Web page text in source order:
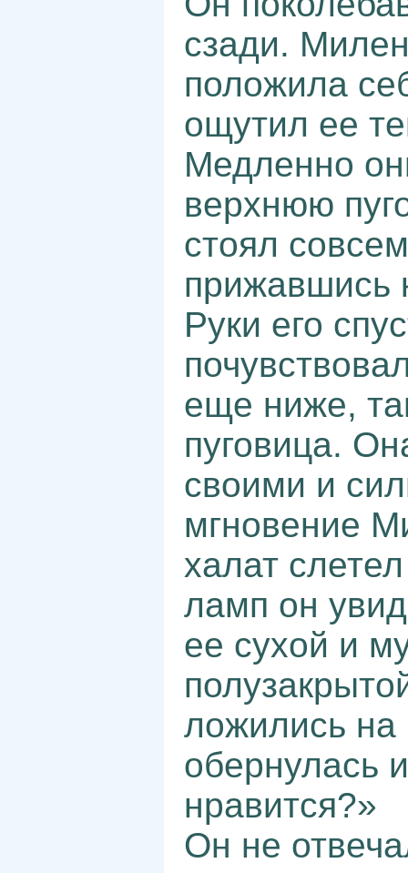
сзади.
положила
ощутил ее
Медленно
верхнюю
стоял
прижавшись
Руки его
еще ниже,
пуговица.
своими и
мгновение
халат
ламп он
ее сухой и
ложились на
обернулась
нравится?»
Он не